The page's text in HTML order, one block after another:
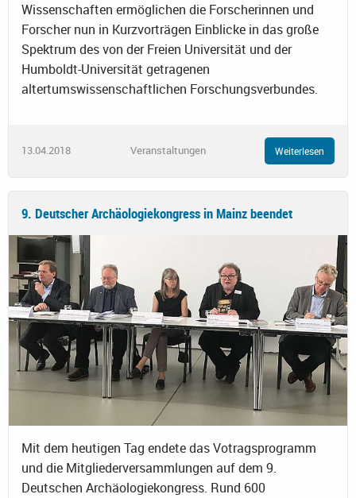
Wissenschaften ermöglichen die Forscherinnen und
Forscher nun in Kurzvorträgen Einblicke in das große
Spektrum des von der Freien Universität und der
Humboldt-Universität getragenen
altertumswissenschaftlichen Forschungsverbundes.
13.04.2018 Veranstaltungen Weiterlesen
9. Deutscher Archäologiekongress in Mainz beendet
Mit dem heutigen Tag endete das Votragsprogramm
und die Mitgliederversammlungen auf dem 9.
Deutschen Archäologiekongress. Rund 600